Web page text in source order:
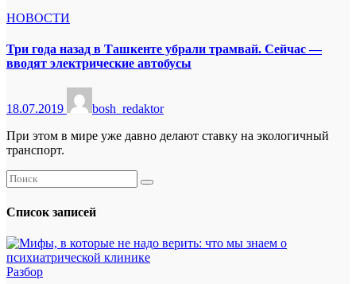
НОВОСТИ
Три года назад в Ташкенте убрали трамвай. Сейчас —
вводят электрические автобусы
18.07.2019
bosh_redaktor
При этом в мире уже давно делают ставку на экологичный
транспорт.
Список записей
Разбор